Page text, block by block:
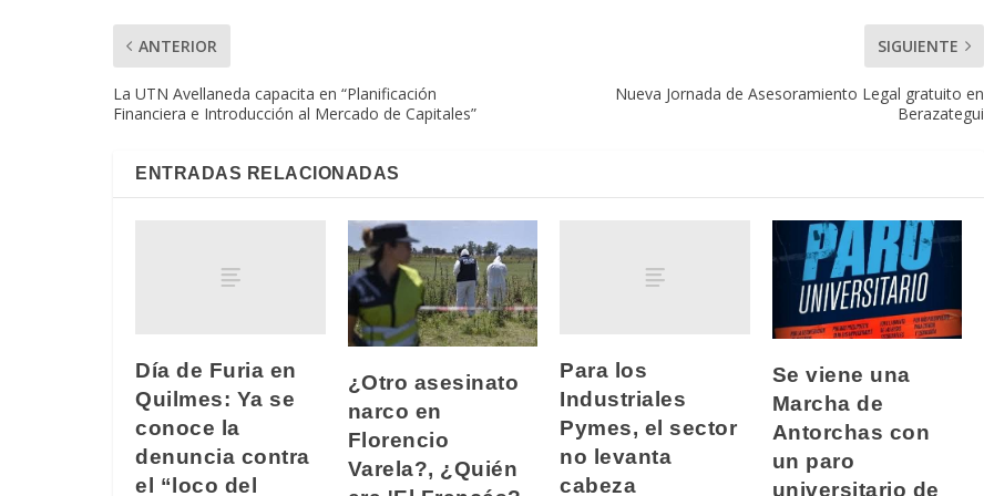
ANTERIOR
La UTN Avellaneda capacita en “Planificación
Financiera e Introducción al Mercado de Capitales”
SIGUIENTE
Nueva Jornada de Asesoramiento Legal gratuito en
Berazategui
ENTRADAS RELACIONADAS
Día de Furia en
Quilmes: Ya se
conoce la
denuncia contra
el “loco del
¿Otro asesinato
narco en
Florencio
Varela?, ¿Quién
Para los
Industriales
Pymes, el sector
no levanta
cabeza
Se viene una
Marcha de
Antorchas con
un paro
universitario de